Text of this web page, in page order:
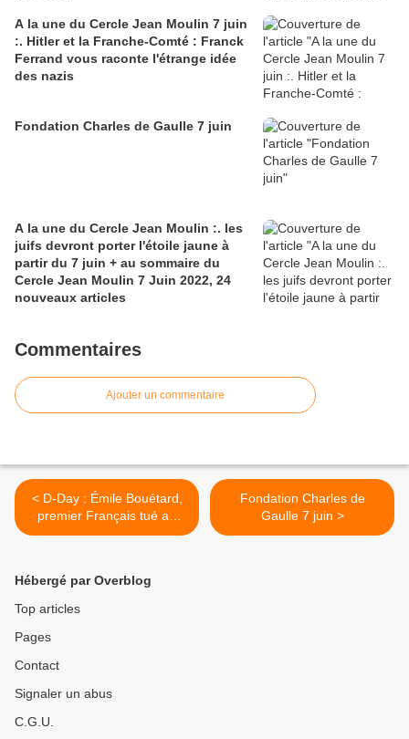
A la une du Cercle Jean Moulin 7 juin
:. Hitler et la Franche-Comté : Franck
Ferrand vous raconte l'étrange idée
des nazis
Fondation Charles de Gaulle 7 juin
A la une du Cercle Jean Moulin :. les
juifs devront porter l'étoile jaune à
partir du 7 juin + au sommaire du
Cercle Jean Moulin 7 Juin 2022, 24
nouveaux articles
Commentaires
Ajouter un commentaire
< D-Day : Émile Bouétard,
premier Français tué au
combat
Fondation Charles de
Gaulle 7 juin >
Hébergé par Overblog
Top articles
Pages
Contact
Signaler un abus
C.G.U.